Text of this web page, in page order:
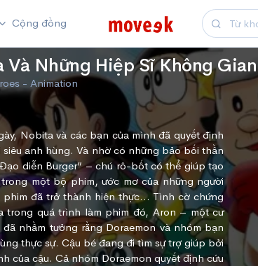
Cộng đồng
Và Những Hiệp Sĩ Không Gian
- Animation
Nobita và các bạn của mình đã quyết định
anh hùng. Và nhờ có những bảo bối thần
diễn Burger” – chú rô-bốt có thể giúp tạo
một bộ phim, ước mơ của những người
phim đã trở thành hiện thực… Tình cờ chứng
trong quá trình làm phim đó, Aron – một cư
nhầm tưởng rằng Doraemon và nhóm bạn
thực sự. Cậu bé đang đi tìm sự trợ giúp bởi
của cậu. Cả nhóm Doraemon quyết định cứu